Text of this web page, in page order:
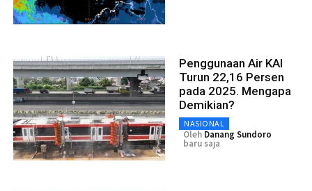
Penggunaan Air KAI
Turun 22,16 Persen
pada 2025. Mengapa
Demikian?
NASIONAL
Oleh Danang Sundoro
baru saja